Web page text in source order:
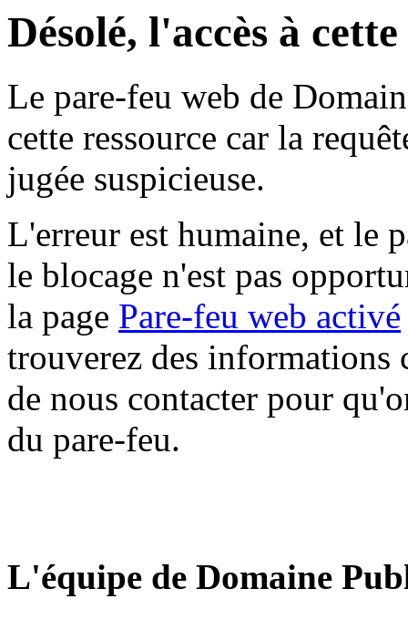
Désolé, l'accès à
Le pare-feu web de
cette ressource car la
jugée suspicieuse.
L'erreur est humaine, et le
le blocage n'est pas
la page Pare-feu web activé
trouverez des informations
de nous contacter pour
du pare-feu.
L'équipe de Domaine